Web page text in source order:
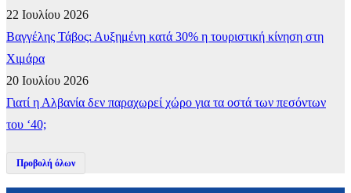
22 Ιουλίου 2026
Βαγγέλης Τάβος: Αυξημένη κατά 30% η τουριστική κίνηση στη
Χιμάρα
20 Ιουλίου 2026
Γιατί η Αλβανία δεν παραχωρεί χώρο για τα οστά των πεσόντων
του ‘40;
Προβολή όλων